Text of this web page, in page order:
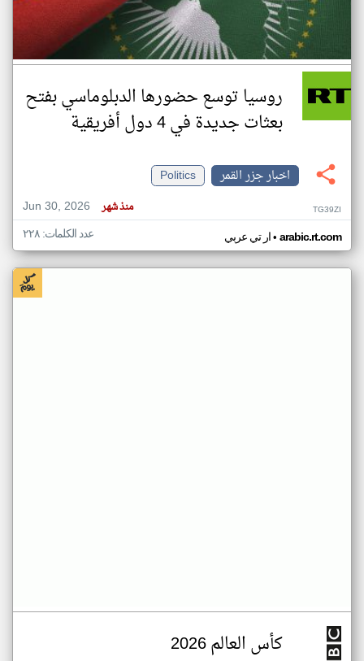
روسيا توسع حضورها الدبلوماسي بفتح
بعثات جديدة في 4 دول أفريقية
اخبار جزر القمر
Politics
Jun 30, 2026
منذ شهر TG39ZI
ار تي عربي• arabic.rt.com عدد الكلمات: ٢٢٨
كأس العالم 2026